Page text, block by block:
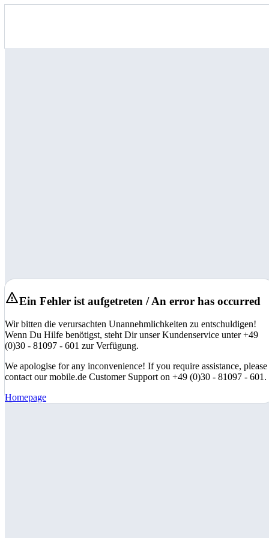
Ein Fehler ist aufgetreten / An error has occurred
Wir bitten die verursachten Unannehmlichkeiten zu entschuldigen!
Wenn Du Hilfe benötigst, steht Dir unser Kundenservice unter +49
(0)30 - 81097 - 601 zur Verfügung.
We apologise for any inconvenience! If you require assistance, please
contact our mobile.de Customer Support on +49 (0)30 - 81097 - 601.
Homepage